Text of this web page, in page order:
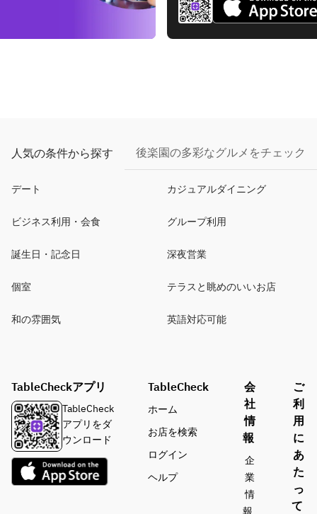
人気の条件から探す 後楽園の多彩なグルメをチェック
デート カジュアルダイニング
ビジネス利用・会食 グループ利用
誕生日・記念日 深夜営業
個室 テラスと眺めのいいお店
和の雰囲気 英語対応可能
TableCheckアプリ
TableCheck
アプリをダ
ウンロード
TableCheck
ホーム
お店を検索
ログイン
ヘルプ
会
社
情
報
企
業
情
報
ご
利
用
に
あ
た
っ
て